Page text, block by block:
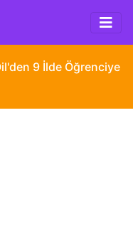
9 İlde Öğrenciye